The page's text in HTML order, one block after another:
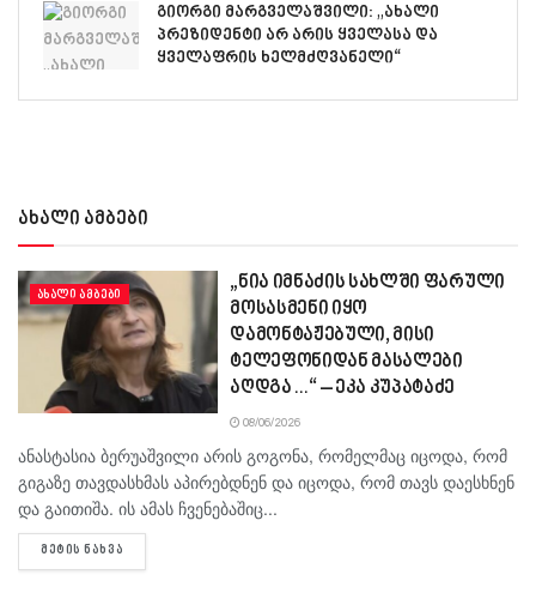
გიორგი მარგველაშვილი: „ახალი
პრეზიდენტი არ არის ყველასა და
ყველაფრის ხელმძღვანელი“
ახალი ამბები
ᲐᲮᲐᲚᲘ ᲐᲛᲑᲔᲑᲘ
„ნია იმნაძის სახლში ფარული
მოსასმენი იყო
დამონტაჟებული, მისი
ტელეფონიდან მასალები
აღდგა…“ – ეკა კუპატაძე
08/06/2026
ანასტასია ბერუაშვილი არის გოგონა, რომელმაც იცოდა, რომ
გიგაზე თავდასხმას აპირებდნენ და იცოდა, რომ თავს დაესხნენ
და გაითიშა. ის ამას ჩვენებაშიც...
ᲛᲔᲢᲘᲡ ᲜᲐᲮᲕᲐ